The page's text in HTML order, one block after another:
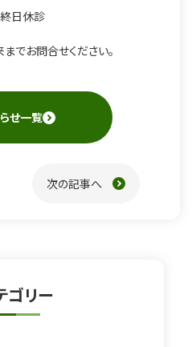
日休診
でお問合せください。
せ一覧
次の記事へ
ゴリー